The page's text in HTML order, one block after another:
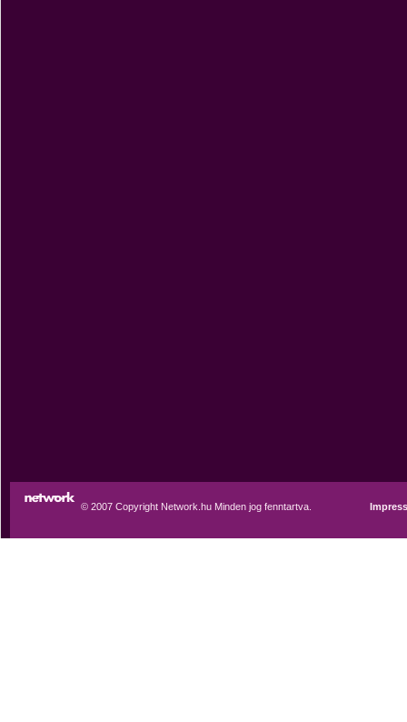
© 2007 Copyright Network.hu Minden jog fenntartva.